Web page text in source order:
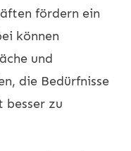
fördern ein
können
und
die Bedürfnisse
besser zu